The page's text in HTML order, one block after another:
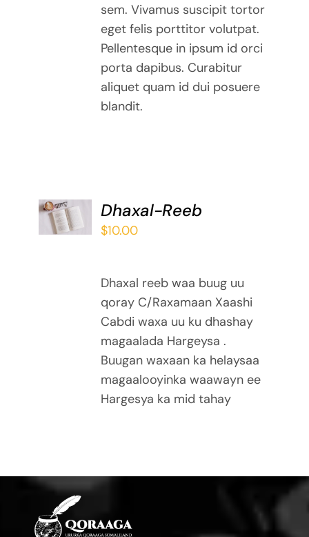
sem. Vivamus suscipit tortor
eget felis porttitor volutpat.
Pellentesque in ipsum id orci
porta dapibus. Curabitur
aliquet quam id dui posuere
blandit.
ADD TO
BASKET
/
Dhaxal-Reeb
$10.00
Dhaxal reeb waa buug uu
qoray C/Raxamaan Xaashi
Cabdi waxa uu ku dhashay
magaalada Hargeysa .
Buugan waxaan ka helaysaa
magaalooyinka waawayn ee
Hargesya ka mid tahay